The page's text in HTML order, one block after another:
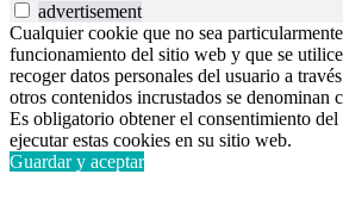
advertisement
Cualquier cookie que no sea
funcionamiento del sitio web y que se
recoger datos personales del usuario a
otros contenidos incrustados se denominan
Es obligatorio obtener el consentimiento del
ejecutar estas cookies en su sitio web.
Guardar y aceptar